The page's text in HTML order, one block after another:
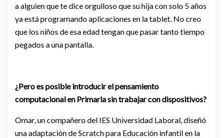
a alguien que te dice orgulloso que su hija con solo 5 años
ya está programando aplicaciones en la tablet. No creo
que los niños de esa edad tengan que pasar tanto tiempo
pegados a una pantalla.
¿Pero es posible introducir el pensamiento
computacional en Primaria sin trabajar con dispositivos?
Omar, un compañero del IES Universidad Laboral, diseñó
una adaptación de Scratch para Educación infantil en la